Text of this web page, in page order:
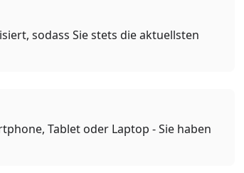
sodass Sie stets die aktuellsten
Tablet oder Laptop - Sie haben